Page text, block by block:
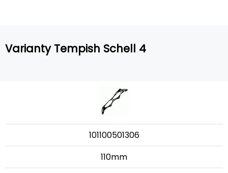
Varianty Tempish Schell 4
101100501306
110mm